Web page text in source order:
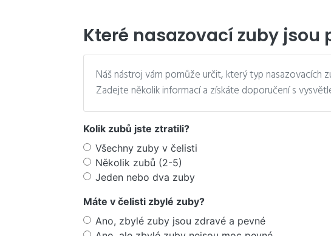
Které nasazovací zuby jsou
Náš nástroj vám pomůže určit, který typ nasazovacích
Zadejte několik informací a získáte doporučení s
Kolik zubů jste ztratili?
Všechny zuby v čelisti
Několik zubů (2-5)
Jeden nebo dva zuby
Máte v čelisti zbylé zuby?
Ano, zbylé zuby jsou zdravé a pevné